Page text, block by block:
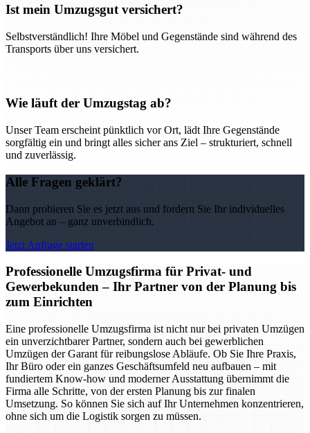
Ist mein Umzugsgut versichert?
Selbstverständlich! Ihre Möbel und Gegenstände sind während des
Transports über uns versichert.
Wie läuft der Umzugstag ab?
Unser Team erscheint pünktlich vor Ort, lädt Ihre Gegenstände
sorgfältig ein und bringt alles sicher ans Ziel – strukturiert, schnell
und zuverlässig.
Alle Fragen geklärt?
Dann probieren Sie es jetzt aus und fordern Sie Ihr individuelles
Angebot an – ganz unverbindlich.
Jetzt Anfrage starten
Professionelle Umzugsfirma für Privat- und
Gewerbekunden – Ihr Partner von der Planung bis
zum Einrichten
Eine professionelle Umzugsfirma ist nicht nur bei privaten Umzügen
ein unverzichtbarer Partner, sondern auch bei gewerblichen
Umzügen der Garant für reibungslose Abläufe. Ob Sie Ihre Praxis,
Ihr Büro oder ein ganzes Geschäftsumfeld neu aufbauen – mit
fundiertem Know-how und moderner Ausstattung übernimmt die
Firma alle Schritte, von der ersten Planung bis zur finalen
Umsetzung. So können Sie sich auf Ihr Unternehmen konzentrieren,
ohne sich um die Logistik sorgen zu müssen.